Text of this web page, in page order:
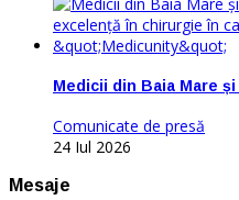
Medicii din Baia Mare
Comunicate de presă
24 Iul 2026
Mesaje